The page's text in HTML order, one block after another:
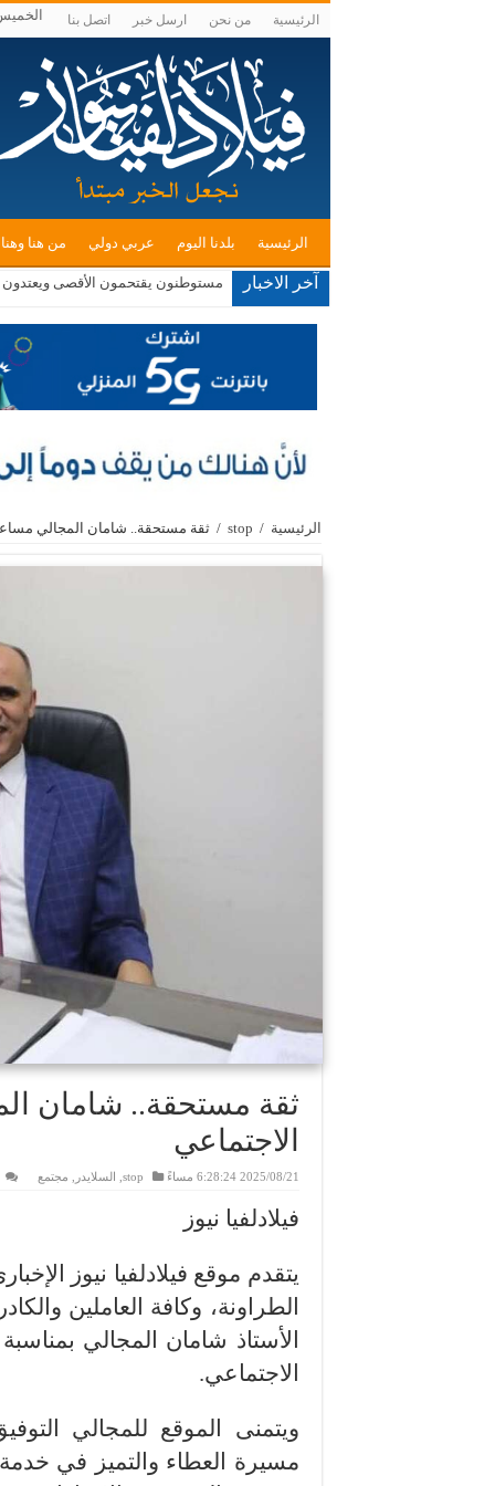
الرئيسية من نحن ارسل خبر اتصل بنا الخميس ,
الرئيسية بلدنا اليوم عربي دولي من هنا
آخر الاخبار مستوطنون يقتحمون الأقصى ويعتدون
الرئيسية /
stop
/ ثقة مستحقة.. شامان المجالي
ثقة مستحقة.. شامان
الاجتماعي
2025/08/21 6:28:24 مساءً stop السلايدر مجتمع
فيلادلفيا نيوز
يتقدم موقع فيلادلفيا نيوز
الطراونة، وكافة العاملين
الأستاذ شامان المجالي
الاجتماعي.
ويتمنى الموقع للمجالي
مسيرة العطاء والتميز في